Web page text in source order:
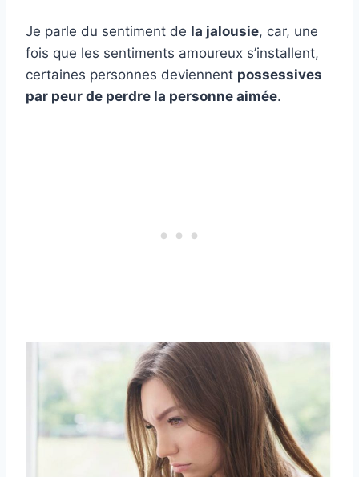
Je parle du sentiment de la jalousie, car, une
fois que les sentiments amoureux s’installent,
certaines personnes deviennent possessives
par peur de perdre la personne aimée.